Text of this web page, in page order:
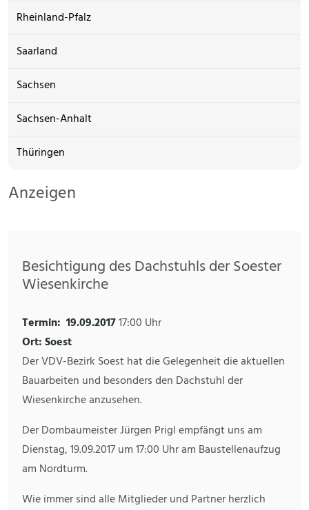
Rheinland-Pfalz
Saarland
Sachsen
Sachsen-Anhalt
Thüringen
Anzeigen
Besichtigung des Dachstuhls der Soester
Wiesenkirche
Termin: 19.09.201717:00 Uhr
Ort: Soest
Der VDV-Bezirk Soest hat die Gelegenheit die aktuellen
Bauarbeiten und besonders den Dachstuhl der
Wiesenkirche anzusehen.
Der Dombaumeister Jürgen Prigl empfängt uns am
Dienstag, 19.09.2017 um 17:00 Uhr am Baustellenaufzug
am Nordturm.
Wie immer sind alle Mitglieder und Partner herzlich